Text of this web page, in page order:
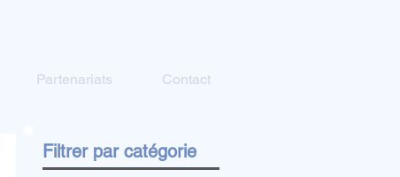
Partenariats Contact
Filtrer par catégorie